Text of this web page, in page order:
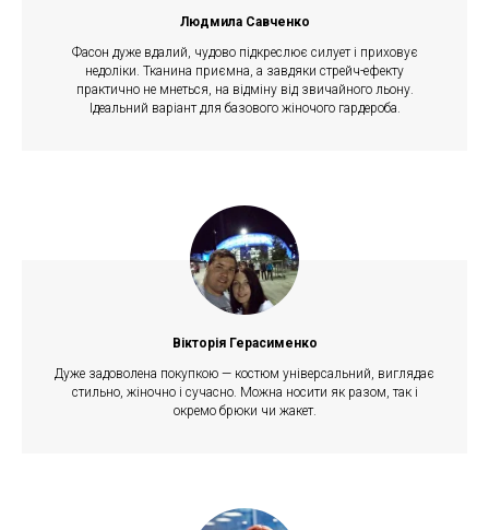
Людмила Савченко
Фасон дуже вдалий, чудово підкреслює силует і приховує
недоліки. Тканина приємна, а завдяки стрейч-ефекту
практично не мнеться, на відміну від звичайного льону.
Ідеальний варіант для базового жіночого гардероба.
Вікторія Герасименко
Дуже задоволена покупкою — костюм універсальний, виглядає
стильно, жіночно і сучасно. Можна носити як разом, так і
окремо брюки чи жакет.